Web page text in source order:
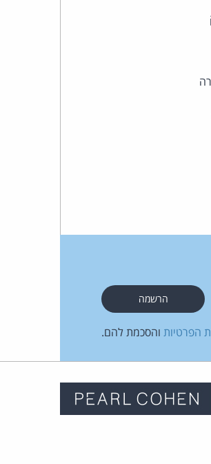
הפרטיות והסכמת להם.